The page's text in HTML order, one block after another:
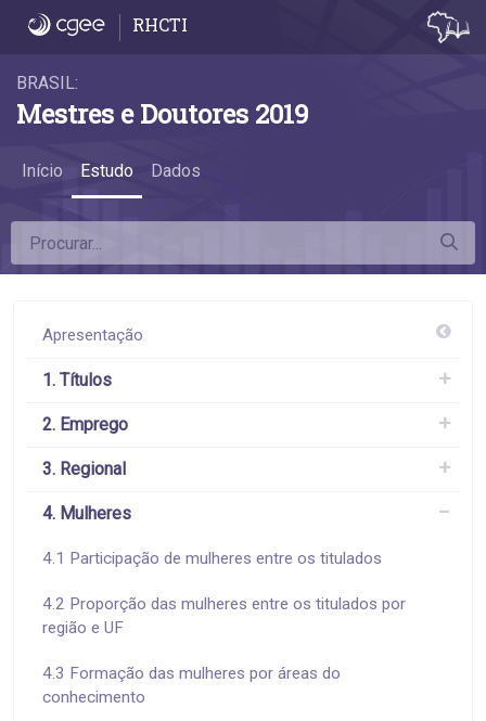
4.6 A remuneração das mulheres - 4.6 A
RHCTI
BRASIL:
Mestres e Doutores 2019
Início Estudo Dados
Apresentação
1. Títulos
2. Emprego
3. Regional
4. Mulheres
4.1 Participação de mulheres entre os titulados
4.2 Proporção das mulheres entre os titulados por
região e UF
4.3 Formação das mulheres por áreas do
conhecimento